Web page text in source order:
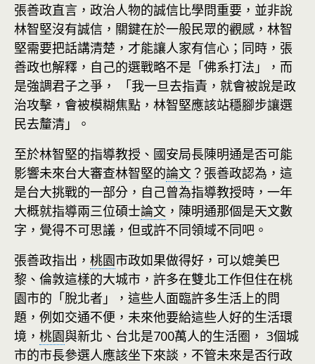
張善政直言，政治人物的誠信比學問重要，並非說
林智堅沒有誠信，關鍵在於一般民眾的觀感，林智
堅需要把話講清楚，才能讓人家有信心；同時，張
善政也解釋，自己的選戰略不是「佛系打法」，而
是強調君子之爭， 「我一旦去指責，就會被說是政
治攻擊，會被模糊焦點，林智堅應該站穩腳步讓選
民去釐清」。
至於林智堅的指導教授、國安局長陳明通是否可能
影響未來台大審查林智堅的論文？張善政認為，這
是台大挑戰的一部分，自己曾為指導教授時，一年
大概就指導兩三位碩士論文 ，陳明通那個是天文數
字，覺得不可思議，但或許不同領域不同吧。
張善政指出， 桃園市政如果做得好，可以媲美巴
黎、倫敦這樣的大城市，許多在雙北工作但住在桃
園市的「脫北者」，這些人面臨許多生活上的問
題，例如交通不便，未來他要給這些人好的生活環
境， 桃園與新北、台北是700萬人的生活圈， 3個城
市的市長參選人應該坐下來談，不管未來是否行政